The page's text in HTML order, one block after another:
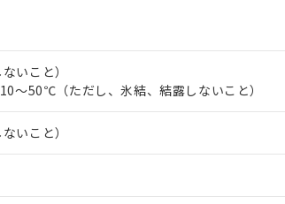
いこと）
～50℃（ただし、氷結、結露しないこと）
いこと）